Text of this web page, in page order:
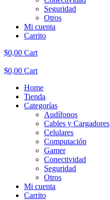
Seguridad
Otros
Mi cuenta
Carrito
$0,00 Cart
$0,00 Cart
Home
Tienda
Categorías
Audífonos
Cables y Cargadores
Celulares
Computación
Gamer
Conectividad
Seguridad
Otros
Mi cuenta
Carrito